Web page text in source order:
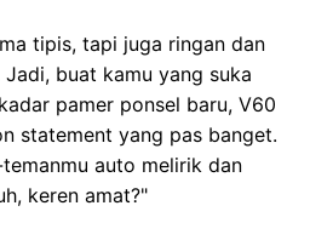
tipis, tapi juga ringan dan
buat kamu yang suka
pamer ponsel baru, V60
statement yang pas banget.
auto melirik dan
keren amat?"